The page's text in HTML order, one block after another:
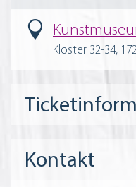
Kloster 32-34,
Kontakt